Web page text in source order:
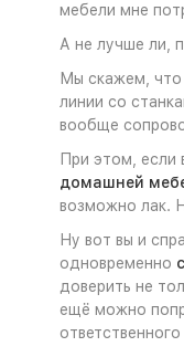
мебели мне
А не лучше ли,
Мы скажем, что
линии со
вообще
При этом, если
домашней
возможно лак.
Ну вот вы и
одновременно
доверить не
ещё можно